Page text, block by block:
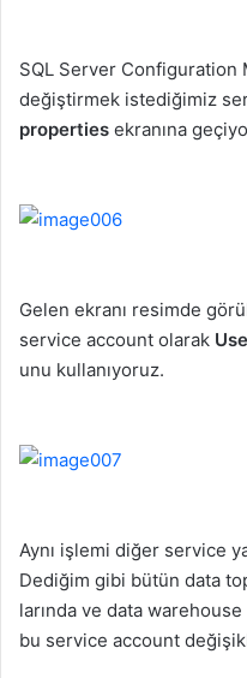
SQL Server Configuration
değiştirmek istediğimiz
properties ekranına
Gelen ekranı resimde
service account olarak
unu kullanıyoruz.
Aynı işlemi diğer service
Dediğim gibi bütün data
larında ve data
bu service account